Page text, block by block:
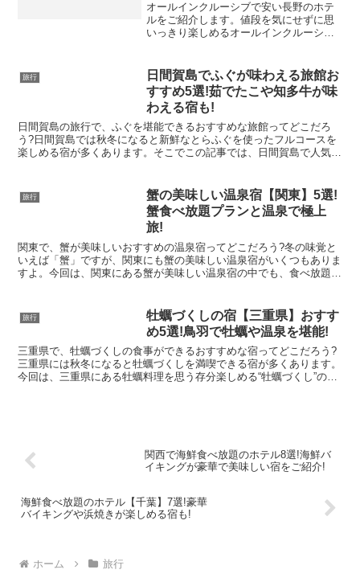
オールインクルーシブで安い長野のホテ
ルをご紹介します。値段を気にせずに思
いっきり楽しめるオールインクルーシブ
ホテルを調査しました。▼長野にある、
おすすめのホテルはこちらで...
旅行
日間賀島でふぐが味わえる旅館お
すすめ5選!茹でたこや知多牛が味
わえる宿も!
日間賀島の旅行で、ふぐを堪能できるおすすめな旅館ってどこだろ
う?日間賀島では秋冬になると新鮮なとらふぐを使ったフルコースを
楽しめる宿が多くあります。そこでこの記事では、日間賀島で人気の
旅行
蟹の美味しい温泉宿【関東】5選!
蟹食べ放題プランと温泉で極上
旅!
関東で、蟹が美味しいおすすめの温泉宿ってどこだろう?冬の味覚と
いえば「蟹」ですが、関東にも蟹の美味しい温泉宿がいくつもありま
すよ。今回は、関東にある蟹が美味しい温泉宿の中でも、食べ放題プ
旅行
牡蠣づくしの宿【三重県】おすす
め5選!鳥羽で牡蠣や温泉を堪能!
三重県で、牡蠣づくしの食事ができるおすすめな宿ってどこだろう?
三重県には秋冬になると牡蠣づくしを満喫できる宿が多くあります。
今回は、三重県にある牡蠣料理を思う存分楽しめる“牡蠣づくし”の宿
関西で海鮮食べ放題のホテル8選!海鮮バ
イキングが豪華で美味しい宿をご紹介!
海鮮食べ放題のホテル【千葉】7選!豪華
バイキングや浜焼きが楽しめる宿も!
ホーム 旅行